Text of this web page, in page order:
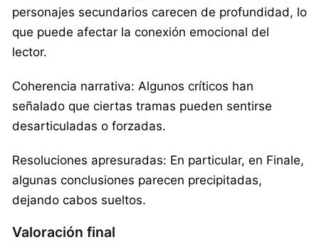
personajes secundarios carecen de profundidad, lo
que puede afectar la conexión emocional del
lector.
Coherencia narrativa: Algunos críticos han
señalado que ciertas tramas pueden sentirse
desarticuladas o forzadas.
Resoluciones apresuradas: En particular, en Finale,
algunas conclusiones parecen precipitadas,
dejando cabos sueltos.
Valoración final